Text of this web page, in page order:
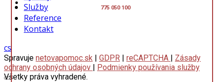
775 050 100
Služby
Reference
Kontakt
cs
Spravuje netovapomoc.sk | GDPR | reCAPTCHA | Zásady
ochrany osobných údajov | Podmienky používania služby
Všetky práva vyhradené.